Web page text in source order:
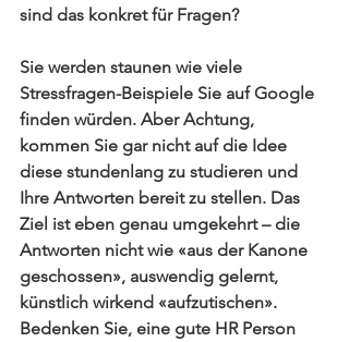
sind das konkret für Fragen?
Sie werden staunen wie viele
Stressfragen-Beispiele Sie auf Google
finden würden. Aber Achtung,
kommen Sie gar nicht auf die Idee
diese stundenlang zu studieren und
Ihre Antworten bereit zu stellen. Das
Ziel ist eben genau umgekehrt – die
Antworten nicht wie «aus der Kanone
geschossen», auswendig gelernt,
künstlich wirkend «aufzutischen».
Bedenken Sie, eine gute HR Person